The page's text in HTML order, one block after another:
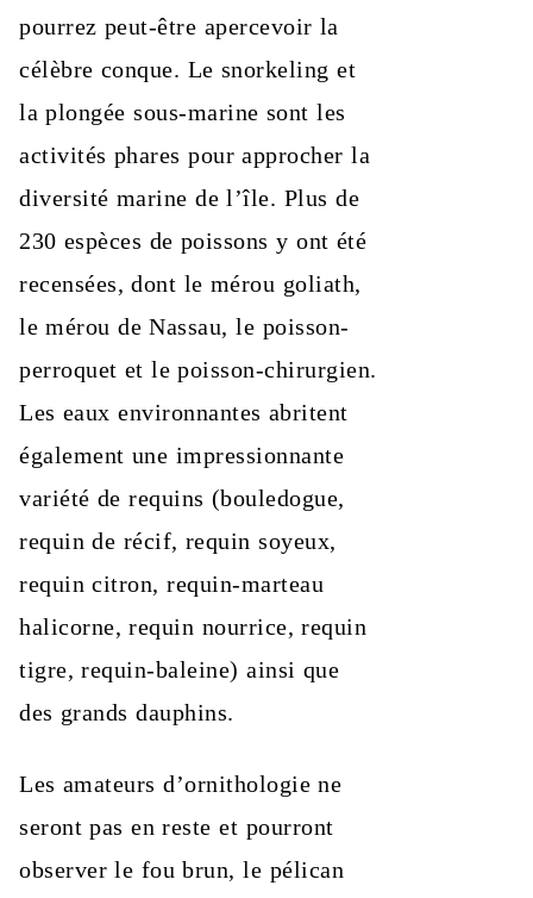
pourrez peut-être apercevoir la
célèbre conque. Le snorkeling et
la plongée sous-marine sont les
activités phares pour approcher la
diversité marine de l’île. Plus de
230 espèces de poissons y ont été
recensées, dont le mérou goliath,
le mérou de Nassau, le poisson-
perroquet et le poisson-chirurgien.
Les eaux environnantes abritent
également une impressionnante
variété de requins (bouledogue,
requin de récif, requin soyeux,
requin citron, requin-marteau
halicorne, requin nourrice, requin
tigre, requin-baleine) ainsi que
des grands dauphins.
Les amateurs d’ornithologie ne
seront pas en reste et pourront
observer le fou brun, le pélican